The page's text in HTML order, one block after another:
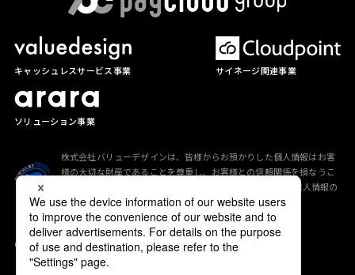
キャッシュレスサービス事業 サイネージ関連事業
ソリューション事業
株式会社バリューデザインは、皆様からお預かりした個人情報はお客
様の大切な財産であることを尊重し、お客様との信頼関係を損なうこ
」に従って適切な個人情報の
保護に努めています。
Copyright (C) valuedesign All Rights Reserved.